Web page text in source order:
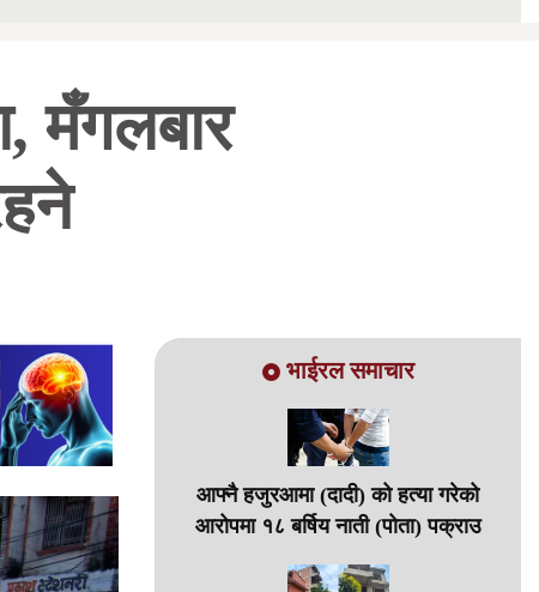
मँगलबार
भाईरल समाचार
आफ्नै हजुरआमा (दादी) को हत्या गरेको
आरोपमा १८ बर्षिय नाती (पोता) पक्राउ